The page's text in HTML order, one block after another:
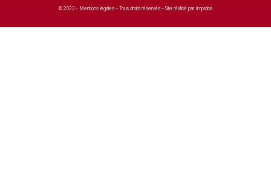
© 2023 – Mentions légales – Tous droits réservés – Site réalisé par Improba